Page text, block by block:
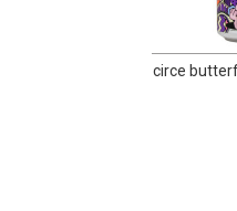
circe